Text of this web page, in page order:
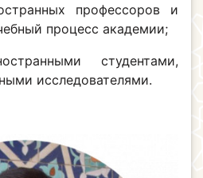
профессоров и
процесс академии;
студентами,
исследователями.